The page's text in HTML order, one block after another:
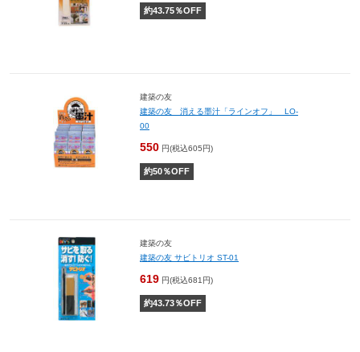
約43.75％OFF
建築の友
建築の友 消える墨汁「ラインオフ」 LO-
00
550 円(税込605円)
約50％OFF
建築の友
建築の友 サビトリオ ST-01
619 円(税込681円)
約43.73％OFF